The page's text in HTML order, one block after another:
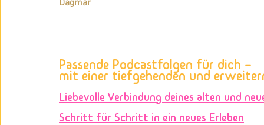
Dagmar
Passende Podcastfolgen für dich –
mit einer tiefgehenden und
Liebevolle Verbindung deines alten und
Schritt für Schritt in ein neues Erleben